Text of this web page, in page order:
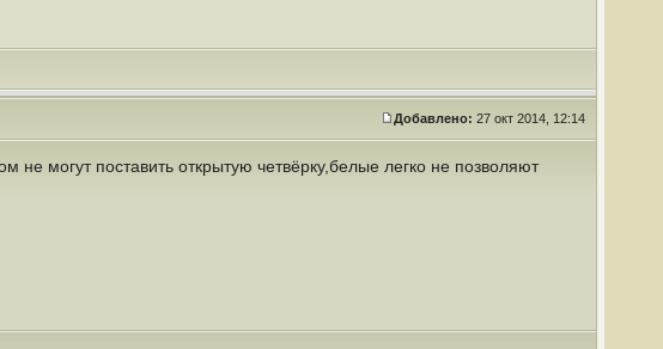
Добавлено: 27 окт 2014, 12:14
могут поставить открытую четвёрку,белые легко не позволяют